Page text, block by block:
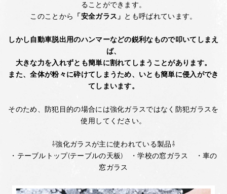
ることができます。
このことから 「安全ガラス」 とも呼ばれています。
しかし自動車脱出用のハンマーなどの鋭利なもので叩いてしまえ
ば、
大きな力を入れずとも簡単に割れてしまうことがあります。
また、全体が粉々に砕けてしまうため、いとも簡単に侵入ができ
てしまいます。
そのため、防犯目的の場合には強化ガラスではなく防犯ガラスを
使用してください。
⇩強化ガラスが主に使われている製品⇩
・テーブルトップ(テーブルの天板) ・学校の窓ガラス ・車の
窓ガラス